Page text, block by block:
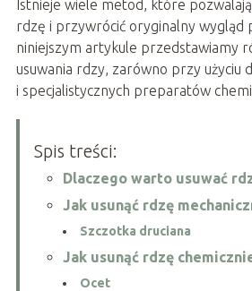
Istnieje wiele metod, które
rdzę i przywrócić oryginalny wygląd
niniejszym artykule przedstawiamy
usuwania rdzy, zarówno przy użyciu
i specjalistycznych preparatów
Spis treści:
Dlaczego warto usuwać
Jak usunąć rdzę
Szczotka druciana
Jak usunąć rdzę
Ocet